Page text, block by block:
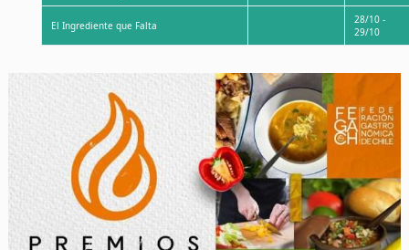
El Ingrediente que Falta
28/10 -
29/10